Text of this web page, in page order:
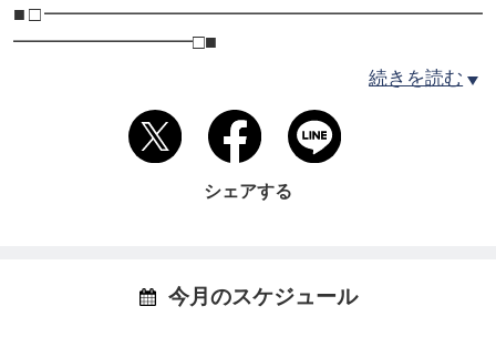
■□━━━━━━━━━━━━━━━━━━━━━━
━━━━━━━━━□■
１．古代植物ミネラルを豊富に含んだ天然温泉 ｢相
■□━━━━━━━━━━━━━━━━━━━━━━
━━━━━━━━━□■
地下600mにある樹木化石の層に豊かに蓄えられた、
260万年前の植物エキスをたっぷりと含み、とろり
「天然ラドン」「植物ミネラル」「アンチエイジン
続きを読む
シェアする
今月のスケジュール